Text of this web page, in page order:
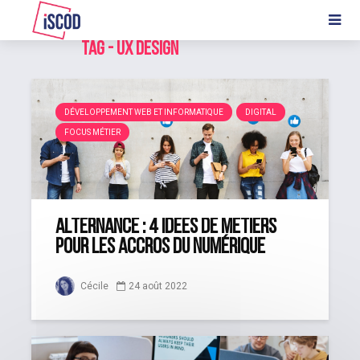
Tag - UX design
DÉVELOPPEMENT WEB ET INFORMATIQUE DIGITAL
FOCUS MÉTIER
Alternance : 4 idées de métiers
pour les accros du numérique
Cécile 24 août 2022